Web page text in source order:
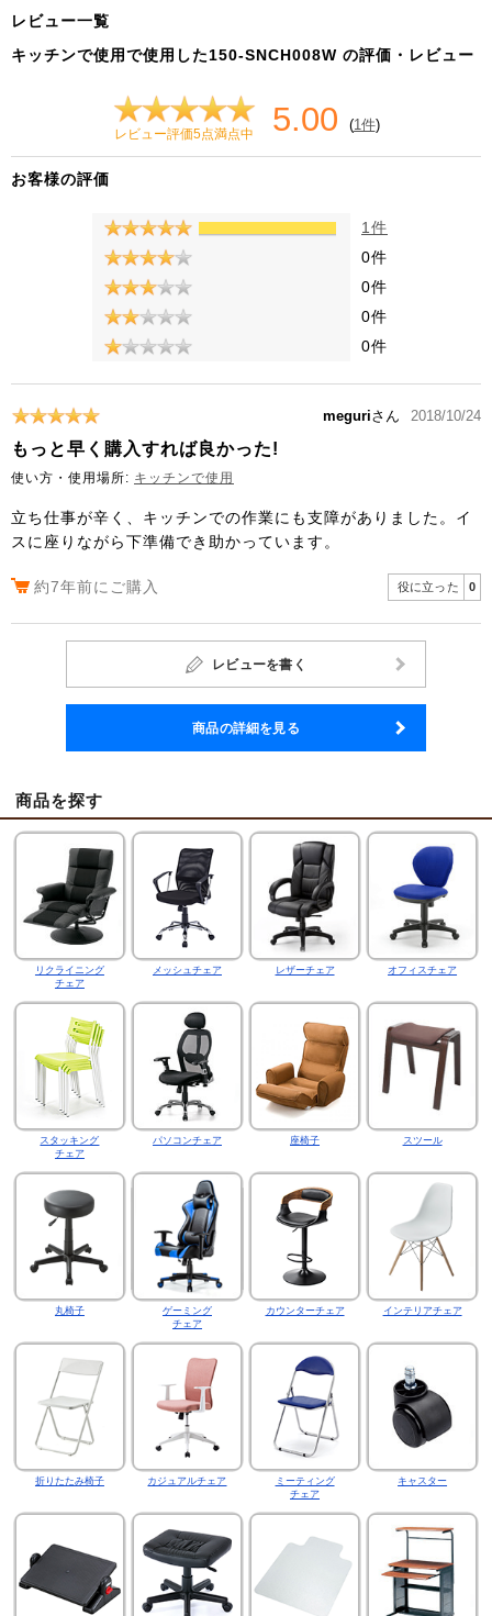
レビュー一覧
キッチンで使用で使用した150-SNCH008W の評価・レビュー
レビュー評価5点満点中 5.00 (1件)
お客様の評価
1件
0件
0件
0件
0件
meguriさん 2018/10/24
もっと早く購入すれば良かった!
使い方・使用場所: キッチンで使用
立ち仕事が辛く、キッチンでの作業にも支障がありました。イ
スに座りながら下準備でき助かっています。
約7年前にご購入 役に立った 0
レビューを書く
商品の詳細を見る
商品を探す
リクライニング
チェア
メッシュチェア レザーチェア オフィスチェア
スタッキング
チェア
パソコンチェア 座椅子 スツール
丸椅子
ゲーミング
チェア
カウンターチェア インテリアチェア
折りたたみ椅子 カジュアルチェア
ミーティング
チェア
キャスター